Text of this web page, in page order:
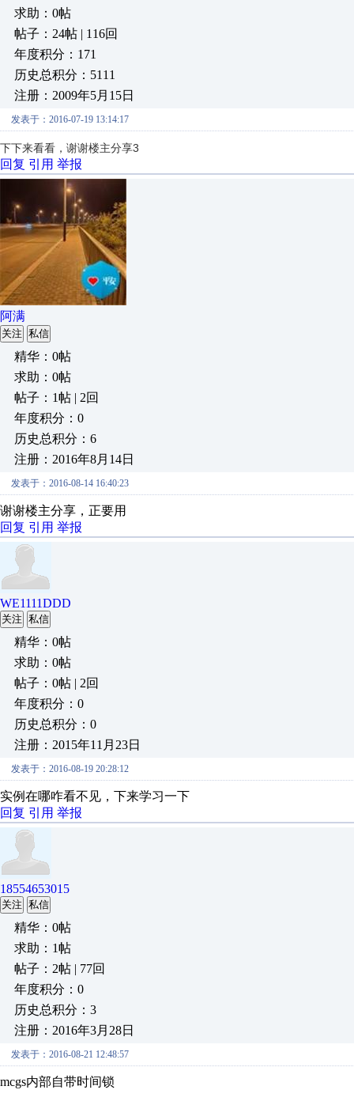
求助：0帖
帖子：24帖 | 116回
年度积分：171
历史总积分：5111
注册：2009年5月15日
发表于：2016-07-19 13:14:17
下下来看看，谢谢楼主分享3
回复 引用 举报
阿满
关注 私信
精华：0帖
求助：0帖
帖子：1帖 | 2回
年度积分：0
历史总积分：6
注册：2016年8月14日
发表于：2016-08-14 16:40:23
谢谢楼主分享，正要用
回复 引用 举报
WE1111DDD
关注 私信
精华：0帖
求助：0帖
帖子：0帖 | 2回
年度积分：0
历史总积分：0
注册：2015年11月23日
发表于：2016-08-19 20:28:12
实例在哪咋看不见，下来学习一下
回复 引用 举报
18554653015
关注 私信
精华：0帖
求助：1帖
帖子：2帖 | 77回
年度积分：0
历史总积分：3
注册：2016年3月28日
发表于：2016-08-21 12:48:57
mcgs内部自带时间锁